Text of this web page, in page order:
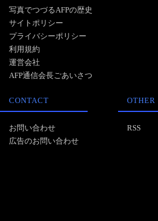
写真でつづるAFPの歴史
サイトポリシー
プライバシーポリシー
利用規約
運営会社
AFP通信会長ごあいさつ
CONTACT
お問い合わせ
広告のお問い合わせ
OTHER
RSS